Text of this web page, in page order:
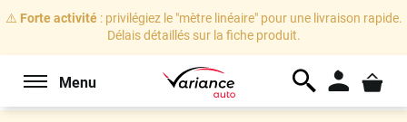
⚠️ Forte activité: privilégiez le "mètre linéaire" pour une livraison rapide.
Délais détaillés sur la fiche produit.
Menu